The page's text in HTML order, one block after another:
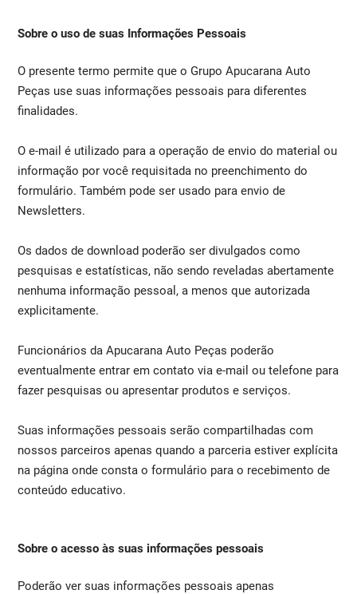
Sobre o uso de suas Informações Pessoais
O presente termo permite que o Grupo Apucarana Auto
Peças use suas informações pessoais para diferentes
finalidades.
O e-mail é utilizado para a operação de envio do material ou
informação por você requisitada no preenchimento do
formulário. Também pode ser usado para envio de
Newsletters.
Os dados de download poderão ser divulgados como
pesquisas e estatísticas, não sendo reveladas abertamente
nenhuma informação pessoal, a menos que autorizada
explicitamente.
Funcionários da Apucarana Auto Peças poderão
eventualmente entrar em contato via e-mail ou telefone para
fazer pesquisas ou apresentar produtos e serviços.
Suas informações pessoais serão compartilhadas com
nossos parceiros apenas quando a parceria estiver explícita
na página onde consta o formulário para o recebimento de
conteúdo educativo.
Sobre o acesso às suas informações pessoais
Poderão ver suas informações pessoais apenas